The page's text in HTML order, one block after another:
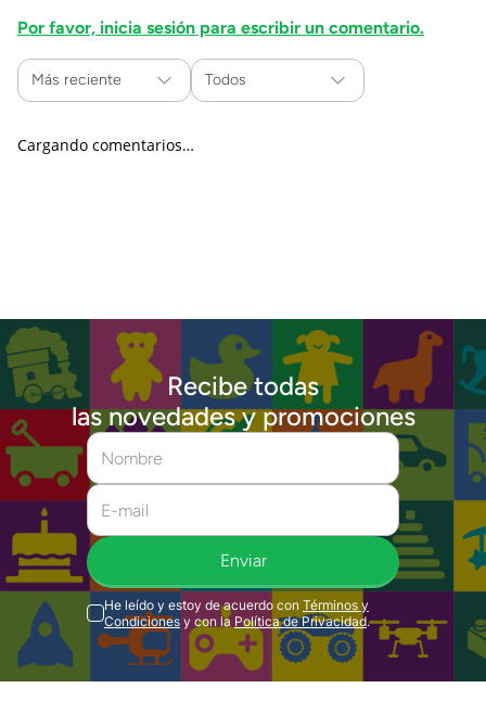
Por favor, inicia sesión para escribir un comentario.
Más reciente Todos
Cargando comentarios…
Recibe todas
las novedades y promociones
Enviar
He leído y estoy de acuerdo con Términos y
Condiciones y con la Política de Privacidad.